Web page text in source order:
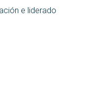
e liderado